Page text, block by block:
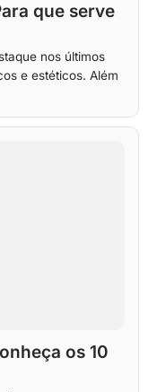
que serve
nos últimos
e estéticos. Além
os 10